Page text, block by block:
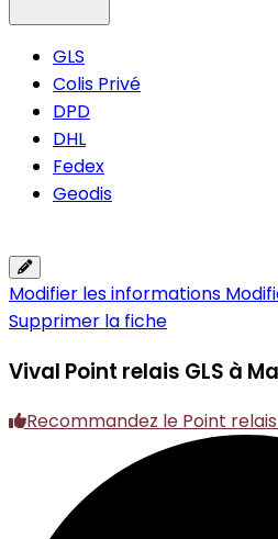
GLS
Colis Privé
DPD
DHL
Fedex
Geodis
Modifier les informations
Supprimer la fiche
Vival Point relais GLS à
Recommandez le Point relais